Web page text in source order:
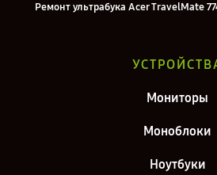
Ремонт ультрабука Acer TravelMate
Мониторы
Моноблоки
Ноутбуки